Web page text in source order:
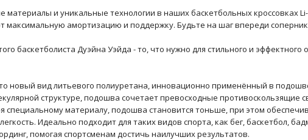
и уникальные технологии в наших баскетбольных кроссовках
максимальную амортизацию и поддержку. Будьте на шаг впереди
баскетболиста Дуэйна Уэйда - то, что нужно для стильного и эффектного
новый вид литьевого полиуретана, инновационно применённый в
структуре, подошва сочетает превосходные противоскользящие
специальному материалу, подошва становится тоньше, при этом
Идеально подходит для таких видов спорта, как бег, баскетбол,
помогая спортсменам достичь наилучших результатов.